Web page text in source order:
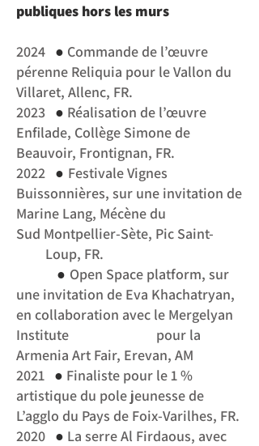
publiques hors les murs
2024 ● Commande de l’œuvre
pérenne Reliquia pour le Vallon du
Villaret, Allenc, FR.
2023 ● Réalisation de l’œuvre
Enfilade, Collège Simone de
Beauvoir, Frontignan, FR.
2022 ● Festivale Vignes
Buissonnières, sur une invitation de
Marine Lang, Mécène du
Sud Montpellier-Sète, Pic Saint-
Loup, FR.
● Open Space platform, sur
une invitation de Eva Khachatryan,
en collaboration avec le Mergelyan
Institute pour la
Armenia Art Fair, Erevan, AM
2021 ● Finaliste pour le 1 %
artistique du pole jeunesse de
L’agglo du Pays de Foix-Varilhes, FR.
2020 ● La serre Al Firdaous, avec